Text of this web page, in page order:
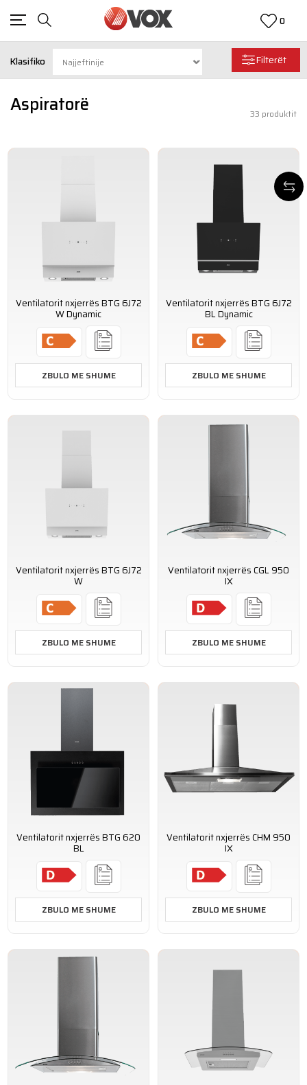
0
Aspiratorë
Klasifiko Filterët
33 produktit
Ventilatorit nxjerrës BTG 6J72
W Dynamic
ZBULO ME SHUME
Ventilatorit nxjerrës BTG 6J72
BL Dynamic
ZBULO ME SHUME
Ventilatorit nxjerrës BTG 6J72
W
ZBULO ME SHUME
Ventilatorit nxjerrës CGL 950
IX
ZBULO ME SHUME
Ventilatorit nxjerrës BTG 620
BL
ZBULO ME SHUME
Ventilatorit nxjerrës CHM 950
IX
ZBULO ME SHUME